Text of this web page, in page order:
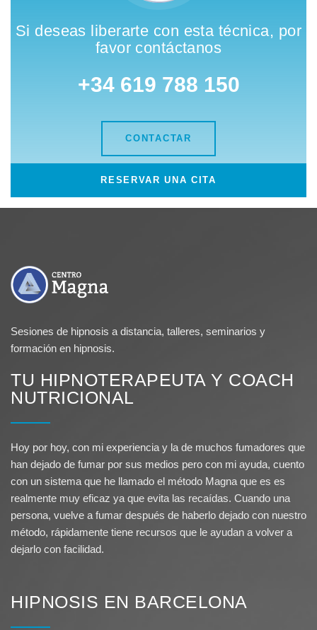
Si deseas liberarte con esta técnica, por
favor contáctanos
+34 619 788 150
CONTACTAR
RESERVAR UNA CITA
Sesiones de hipnosis a distancia, talleres, seminarios y
formación en hipnosis.
TU HIPNOTERAPEUTA Y COACH
NUTRICIONAL
Hoy por hoy, con mi experiencia y la de muchos fumadores que
han dejado de fumar por sus medios pero con mi ayuda, cuento
con un sistema que he llamado el método Magna que es es
realmente muy eficaz ya que evita las recaídas. Cuando una
persona, vuelve a fumar después de haberlo dejado con nuestro
método, rápidamente tiene recursos que le ayudan a volver a
dejarlo con facilidad.
HIPNOSIS EN BARCELONA